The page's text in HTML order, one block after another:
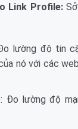
Link Profile:Sở
lường độ tin
nó với các
Đo lường độ